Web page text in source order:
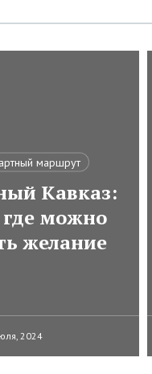
маршрут
Кавказ:
где можно
желание
2024